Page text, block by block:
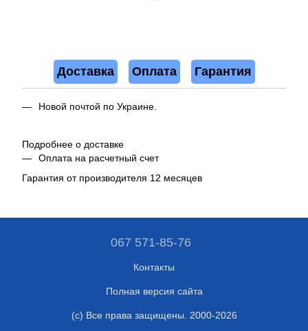
Доставка Оплата Гарантия
Новой почтой по Украине.
Подробнее о доставке
Оплата на расчетный счет
Гарантия от производителя 12 месяцев
067 571-85-76
Контакты
Полная версия сайта
(c) Все права защищены. 2000-2026